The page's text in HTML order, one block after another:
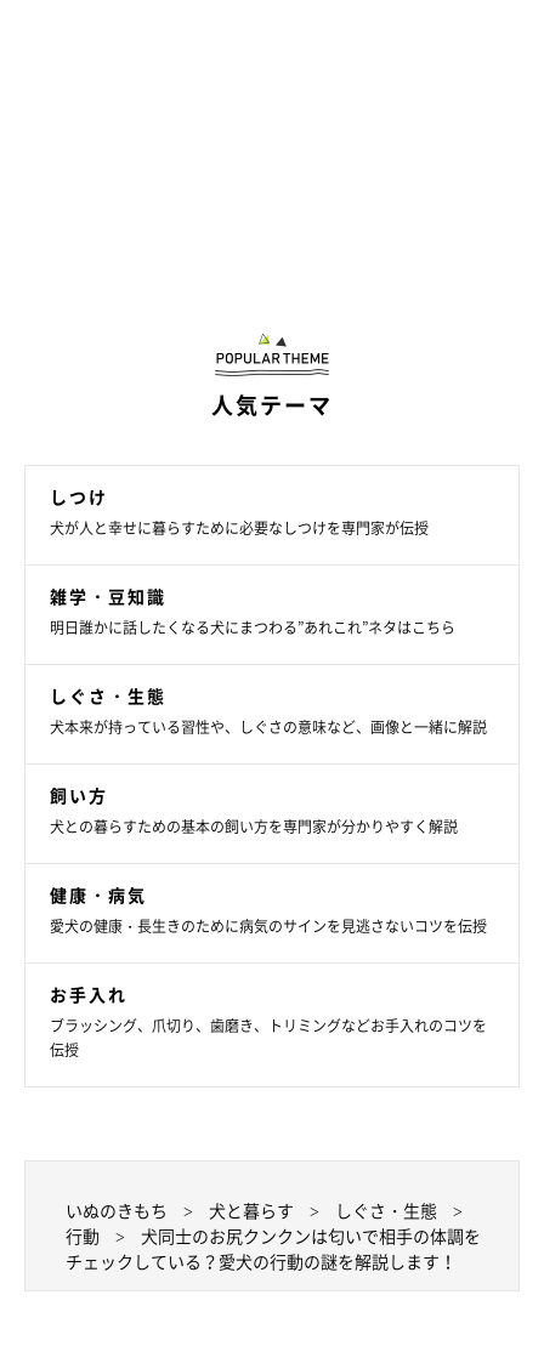
まいにちのいぬ・ねこのきもちアプリ
ワンちゃんが鼻先でツンツンしてくる行為は、さりげないかまっ
てアピールと考えられます。飼い主さんが困らない状況であれ
ワンちゃんは、日常のふとした行動で意思表示をしています。で
すので、ワンちゃんのしぐさに飼い主さんがいち早く気付いて、
愛情を持ってしっかりと対応してあげることが大切です。きちん
とワンちゃんの気持ちをくみ取ってあげて、ワンちゃんとの絆を
さらに深めてくださいね。
（監修：犬のしつけ教室GOGLY代表 荒井隆嘉先生）
文／maitaro
※写真はスマホアプリ「まいにちのいぬ・ねこのきもち」で投稿
されたものです。
人気テーマ
しつけ
犬が人と幸せに暮らすために必要なしつけを専門家が伝授
雑学・豆知識
明日誰かに話したくなる犬にまつわる”あれこれ”ネタはこちら
しぐさ・生態
犬本来が持っている習性や、しぐさの意味など、画像と一緒に解説
飼い方
犬との暮らすための基本の飼い方を専門家が分かりやすく解説
健康・病気
愛犬の健康・長生きのために病気のサインを見逃さないコツを伝授
お手入れ
ブラッシング、爪切り、歯磨き、トリミングなどお手入れのコツを
伝授
いぬのきもち 犬と暮らす
しぐさ・生態
行動
犬同士のお尻クンクンは匂いで相手の体調を
チェックしている？愛犬の行動の謎を解説します！